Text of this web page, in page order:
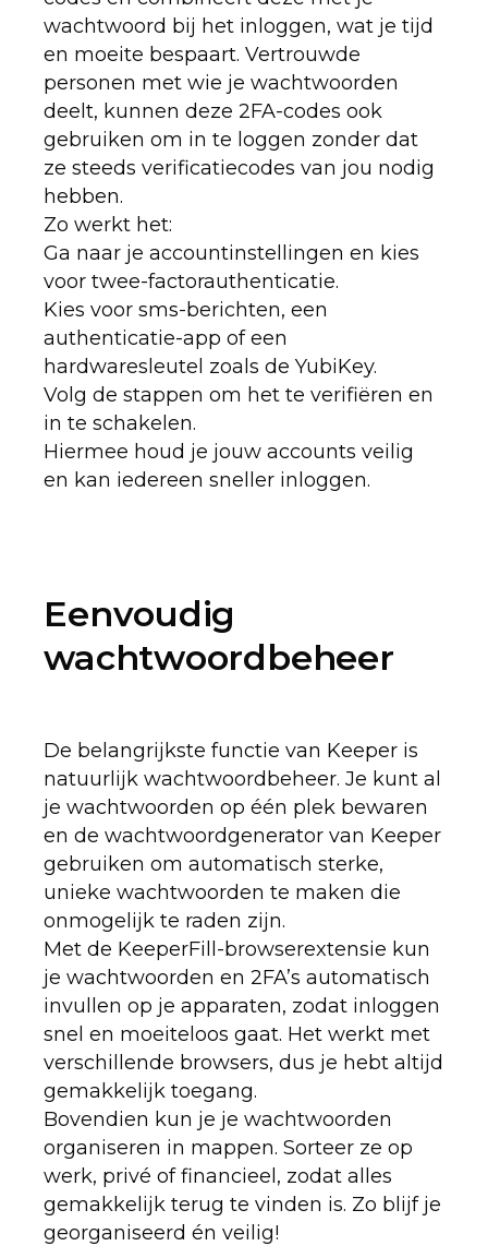
wachtwoord bij het inloggen, wat je tijd
en moeite bespaart. Vertrouwde
personen met wie je wachtwoorden
deelt, kunnen deze 2FA-codes ook
gebruiken om in te loggen zonder dat
ze steeds verificatiecodes van jou nodig
hebben.
Zo werkt het:
Ga naar je accountinstellingen en kies
voor twee-factorauthenticatie.
Kies voor sms-berichten, een
authenticatie-app of een
hardwaresleutel zoals de YubiKey.
Volg de stappen om het te verifiëren en
in te schakelen.
Hiermee houd je jouw accounts veilig
en kan iedereen sneller inloggen.
Eenvoudig
wachtwoordbeheer
De belangrijkste functie van Keeper is
natuurlijk wachtwoordbeheer. Je kunt al
je wachtwoorden op één plek bewaren
en de wachtwoordgenerator van Keeper
gebruiken om automatisch sterke,
unieke wachtwoorden te maken die
onmogelijk te raden zijn.
Met de KeeperFill-browserextensie kun
je wachtwoorden en 2FA’s automatisch
invullen op je apparaten, zodat inloggen
snel en moeiteloos gaat. Het werkt met
verschillende browsers, dus je hebt altijd
gemakkelijk toegang.
Bovendien kun je je wachtwoorden
organiseren in mappen. Sorteer ze op
werk, privé of financieel, zodat alles
gemakkelijk terug te vinden is. Zo blijf je
georganiseerd én veilig!